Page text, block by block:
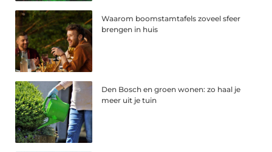
Waarom boomstamtafels zoveel sfeer
brengen in huis
Den Bosch en groen wonen: zo haal je
meer uit je tuin